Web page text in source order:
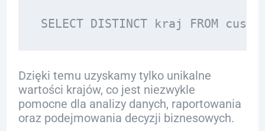
Dzięki temu uzyskamy tylko unikalne
wartości krajów, co jest niezwykle
pomocne dla analizy danych, raportowania
oraz podejmowania decyzji biznesowych.